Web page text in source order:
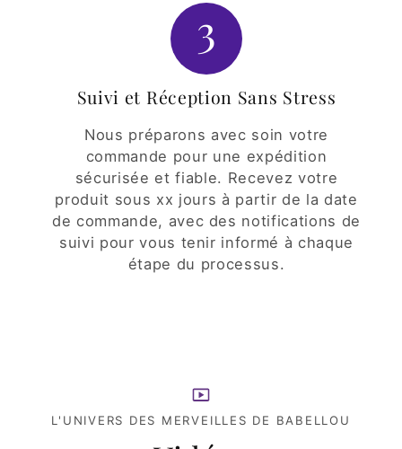
3
Suivi et Réception Sans Stress
Nous préparons avec soin votre
commande pour une expédition
sécurisée et fiable. Recevez votre
produit sous xx jours à partir de la date
de commande, avec des notifications de
suivi pour vous tenir informé à chaque
étape du processus.
L'UNIVERS DES MERVEILLES DE BABELLOU